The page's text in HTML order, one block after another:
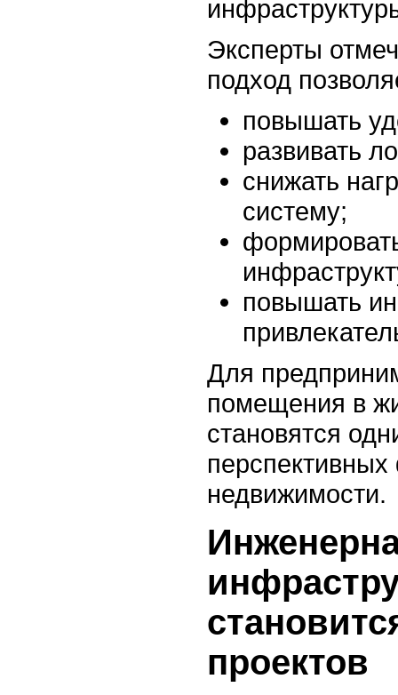
Эксперты
подход
повышать
развивать
снижать
систему;
повышать
Для
помещения в
становятся
недвижимости.
проектов